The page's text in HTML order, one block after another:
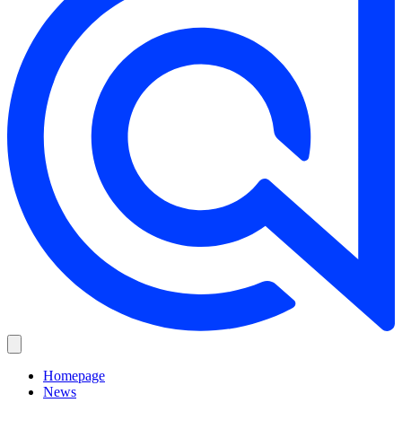
Homepage
News